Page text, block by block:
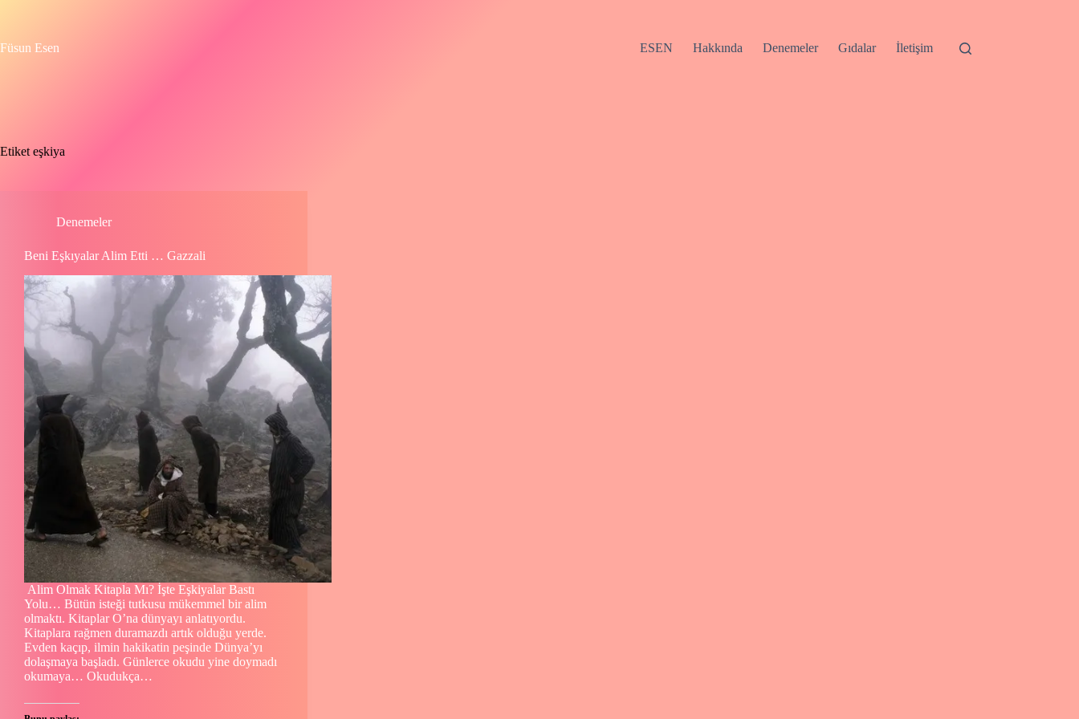
Füsun Esen
ESEN Hakkında Denemeler Gıdalar İletişim
Etiket eşkiya
Denemeler
Beni Eşkıyalar Alim Etti … Gazzali
Alim Olmak Kitapla Mı? İşte Eşkiyalar Bastı
Yolu… Bütün isteği tutkusu mükemmel bir alim
olmaktı. Kitaplar O’na dünyayı anlatıyordu.
Kitaplara rağmen duramazdı artık olduğu yerde.
Evden kaçıp, ilmin hakikatin peşinde Dünya’yı
dolaşmaya başladı. Günlerce okudu yine doymadı
okumaya… Okudukça…